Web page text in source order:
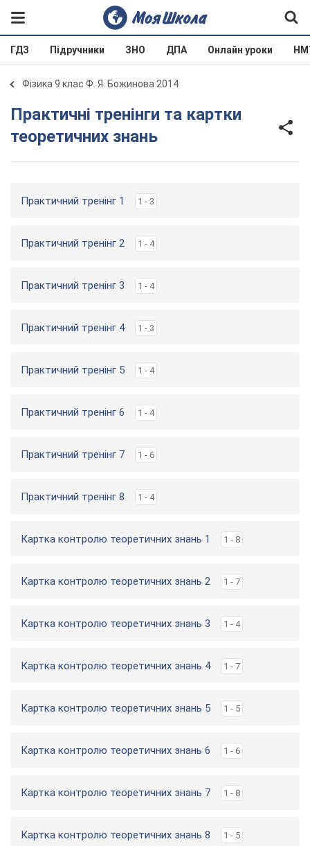
ГДЗ Підручники ЗНО ДПА Онлайн уроки
Фізика 9 клас Ф. Я. Божинова 2014
Практичні тренінги та картки
теоретичних знань
Практичний тренінг 1 1 - 3
Практичний тренінг 2 1 - 4
Практичний тренінг 3 1 - 4
Практичний тренінг 4 1 - 3
Практичний тренінг 5 1 - 4
Практичний тренінг 6 1 - 4
Практичний тренінг 7 1 - 6
Практичний тренінг 8 1 - 4
Картка контролю теоретичних знань 1 1 - 8
Картка контролю теоретичних знань 2 1 - 7
Картка контролю теоретичних знань 3 1 - 4
Картка контролю теоретичних знань 4 1 - 7
Картка контролю теоретичних знань 5 1 - 5
Картка контролю теоретичних знань 6 1 - 6
Картка контролю теоретичних знань 7 1 - 8
Картка контролю теоретичних знань 8 1 - 5